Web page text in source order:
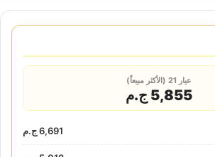
عيار 21 (الأكثر مبيعاً)
5,855 ج.م
6,691 ج.م